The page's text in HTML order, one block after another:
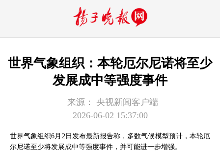
世界气象组织：本轮厄尔尼诺将至少
发展成中等强度事件
来源：
央视新闻客户端
2026-06-02 15:37:00
世界气象组织6月2日发布最新报告称，多数气候模型预计，本轮厄
尔尼诺至少将发展成中等强度事件，并可能进一步增强。